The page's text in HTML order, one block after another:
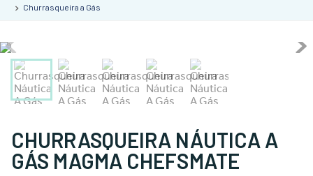
Churrasqueira a Gás
CHURRASQUEIRA NÁUTICA A
GÁS MAGMA CHEFSMATE